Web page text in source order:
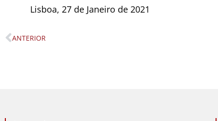
Lisboa, 27 de Janeiro de 2021
Prev
ANTERIOR